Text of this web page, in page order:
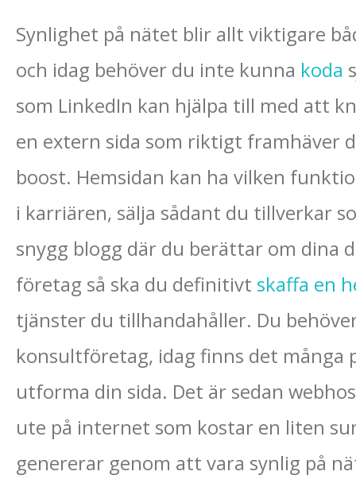
Synlighet på nätet blir allt viktigare
och idag behöver du inte kunna koda
som LinkedIn kan hjälpa till med att
en extern sida som riktigt framhäver
boost. Hemsidan kan ha vilken
i karriären, sälja sådant du tillverkar
snygg blogg där du berättar om dina
företag så ska du definitivt skaffa en
tjänster du tillhandahåller. Du
konsultföretag, idag finns det
utforma din sida. Det är sedan
ute på internet som kostar en liten
genererar genom att vara synlig på